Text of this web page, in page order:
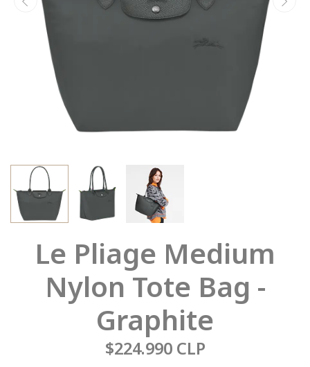
Le Pliage Medium
Nylon Tote Bag -
Graphite
$224.990 CLP